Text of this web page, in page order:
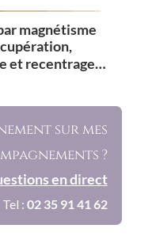
magnétisme
et recentrage…
sur mes
?
en direct
Tel : 02 35 91 41 62